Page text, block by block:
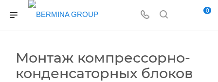
0
Монтаж компрессорно-
конденсаторных блоков